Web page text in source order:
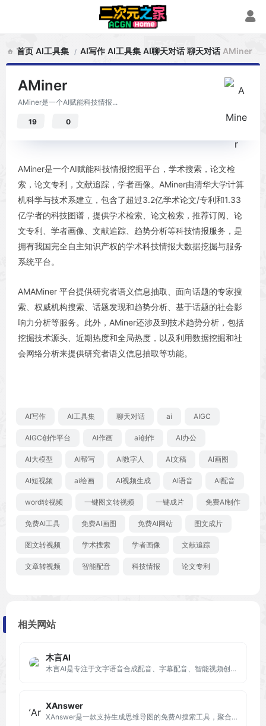
首页 AI工具集 AI写作 AI工具集 AI聊天对话 聊天对话 AMiner
AMiner
AMiner是一个AI赋能科技情报...
19 0
AMiner是一个AI赋能科技情报挖掘平台，学术搜索，论文检
索，论文专利，文献追踪，学者画像。AMiner由清华大学计算
机科学与技术系建立，包含了超过3.2亿学术论文/专利和1.33
亿学者的科技图谱，提供学术检索、论文检索，推荐订阅、论
文专利、学者画像、文献追踪、趋势分析等科技情报服务，是
拥有我国完全自主知识产权的学术科技情报大数据挖掘与服务
系统平台。
AMAMiner 平台提供研究者语义信息抽取、面向话题的专家搜
索、权威机构搜索、话题发现和趋势分析、基于话题的社会影
响力分析等服务。此外，AMiner还涉及到技术趋势分析，包括
挖掘技术源头、近期热度和全局热度，以及利用数据挖掘和社
会网络分析来提供研究者语义信息抽取等功能。
AI写作 AI工具集 聊天对话 ai AIGC
AIGC创作平台 AI作画 ai创作 AI办公
AI大模型 AI帮写 AI数字人 AI文稿 AI画图
AI短视频 ai绘画 AI视频生成 AI语音 AI配音
word转视频 一键图文转视频 一键成片 免费AI制作
免费AI工具 免费AI画图 免费AI网站 图文成片
图文转视频 学术搜索 学者画像 文献追踪
文章转视频 智能配音 科技情报 论文专利
相关网站
木言AI
木言AI是专注于文字语音合成配音、字幕配音、智能视频创作的全自动化在线工具。制作视频无需出镜，是新自媒体人必不可少的工具！
XAnswer
XAnswer是一款支持生成思维导图的免费AI搜索工具，聚合全网优质信息源，结合LLM能力和RAG技术， 为用户提供实时、准确的搜索结果。